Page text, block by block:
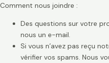
Comment nous joindre :
Des questions sur votre
nous un e-mail.
Si vous n’avez pas reçu
vérifier vos spams. Nous